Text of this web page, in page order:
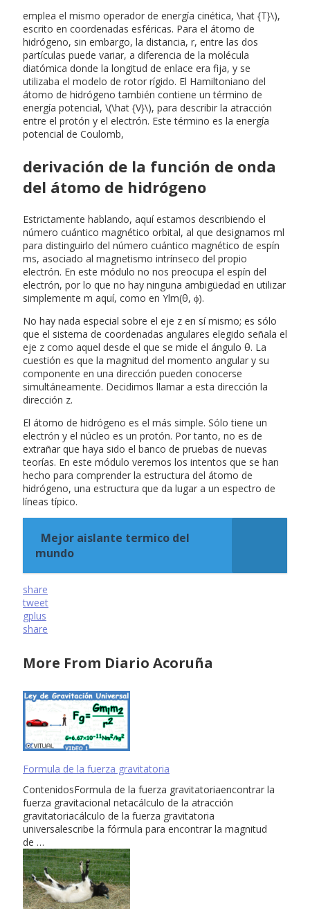
emplea el mismo operador de energía cinética, \hat {T}\),
escrito en coordenadas esféricas. Para el átomo de
hidrógeno, sin embargo, la distancia, r, entre las dos
partículas puede variar, a diferencia de la molécula
diatómica donde la longitud de enlace era fija, y se
utilizaba el modelo de rotor rígido. El Hamiltoniano del
átomo de hidrógeno también contiene un término de
energía potencial, \(\hat {V}\), para describir la atracción
entre el protón y el electrón. Este término es la energía
potencial de Coulomb,
derivación de la función de onda
del átomo de hidrógeno
Estrictamente hablando, aquí estamos describiendo el
número cuántico magnético orbital, al que designamos ml
para distinguirlo del número cuántico magnético de espín
ms, asociado al magnetismo intrínseco del propio
electrón. En este módulo no nos preocupa el espín del
electrón, por lo que no hay ninguna ambigüedad en utilizar
simplemente m aquí, como en Ylm(θ, ϕ).
No hay nada especial sobre el eje z en sí mismo; es sólo
que el sistema de coordenadas angulares elegido señala el
eje z como aquel desde el que se mide el ángulo θ. La
cuestión es que la magnitud del momento angular y su
componente en una dirección pueden conocerse
simultáneamente. Decidimos llamar a esta dirección la
dirección z.
El átomo de hidrógeno es el más simple. Sólo tiene un
electrón y el núcleo es un protón. Por tanto, no es de
extrañar que haya sido el banco de pruebas de nuevas
teorías. En este módulo veremos los intentos que se han
hecho para comprender la estructura del átomo de
hidrógeno, una estructura que da lugar a un espectro de
líneas típico.
Mejor aislante termico del
mundo
share
tweet
gplus
share
More From Diario Acoruña
Formula de la fuerza gravitatoria
ContenidosFormula de la fuerza gravitatoriaencontrar la
fuerza gravitacional netacálculo de la atracción
gravitatoriacálculo de la fuerza gravitatoria
universalescribe la fórmula para encontrar la magnitud
de …